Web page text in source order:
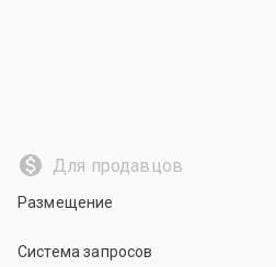
Для продавцов
Размещение
Система запросов